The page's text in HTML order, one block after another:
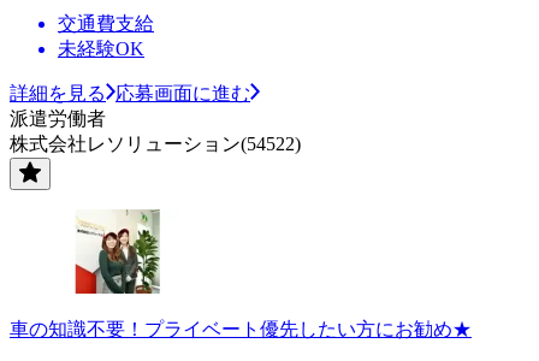
交通費支給
未経験OK
詳細を見る
応募画面に進む
派遣労働者
株式会社レソリューション(54522)
車の知識不要！プライベート優先したい方にお勧め★